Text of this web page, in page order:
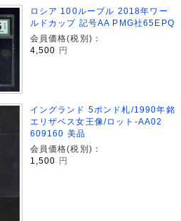
ロシア 100ルーブル 2018年ワー
ルドカップ 記号AA PMG社65EPQ
会員価格(税別)：
4,500
円
イングランド 5ポンド札/1990年銘
エリザベス女王像/ロット-AA02
609160 美品
会員価格(税別)：
1,500 円